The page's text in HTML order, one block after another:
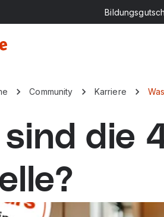
Community Karriere
die